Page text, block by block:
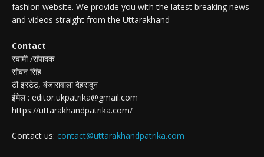
fashion website. We provide you with the latest breaking news
and videos straight from the Uttarakhand
Contact
स्वामी /संपादक
सोबन सिंह
टी इस्टेट, बंजारावाला देहरादून
ईमेल : editor.ukpatrika@gmail.com
https://uttarakhandpatrika.com/
Contact us: contact@uttarakhandpatrika.com